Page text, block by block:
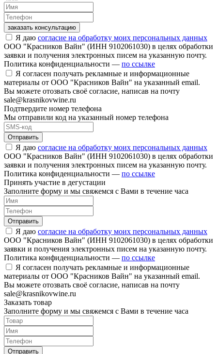
заказать консультацию
Я даю согласие на обработку моих персональных данных
ООО "Красников Вайн" (ИНН 9102061030) в целях обработки
заявки и получения электронных писем на указанную почту.
Политика конфиденциальности — по ссылке
Я согласен получать рекламные и информационные
материалы от ООО "Красников Вайн" на указанный email.
Вы можете отозвать своё согласие, написав на почту
sale@krasnikovwine.ru
Подтвердите номер телефона
Мы отправили код на указанный номер телефона
Отправить
Я даю согласие на обработку моих персональных данных
ООО "Красников Вайн" (ИНН 9102061030) в целях обработки
заявки и получения электронных писем на указанную почту.
Политика конфиденциальности — по ссылке
Принять участие в дегустации
Заполните форму и мы свяжемся с Вами в течение часа
Отправить
Я даю согласие на обработку моих персональных данных
ООО "Красников Вайн" (ИНН 9102061030) в целях обработки
заявки и получения электронных писем на указанную почту.
Политика конфиденциальности — по ссылке
Я согласен получать рекламные и информационные
материалы от ООО "Красников Вайн" на указанный email.
Вы можете отозвать своё согласие, написав на почту
sale@krasnikovwine.ru
Заказать товар
Заполните форму и мы свяжемся с Вами в течение часа
Отправить